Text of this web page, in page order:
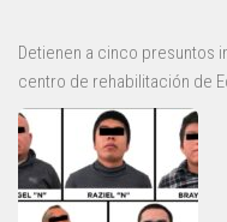
Detienen a cinco presuntos
centro de rehabilitación de